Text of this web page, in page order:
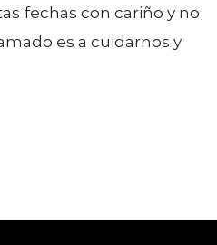
fechas con cariño y no
es a cuidarnos y